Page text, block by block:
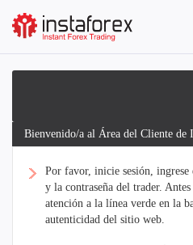
Bienvenido/a al Área del Cliente de
Por favor, inicie sesión,
y la contraseña del trader.
atención a la línea verde en la
autenticidad del sitio web.